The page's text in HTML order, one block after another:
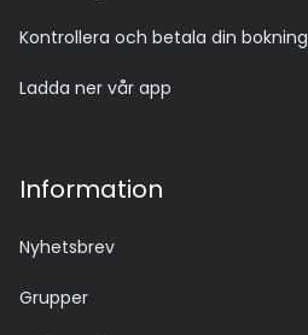
Kontrollera och betala din bokning
Ladda ner vår app
Information
Nyhetsbrev
Grupper